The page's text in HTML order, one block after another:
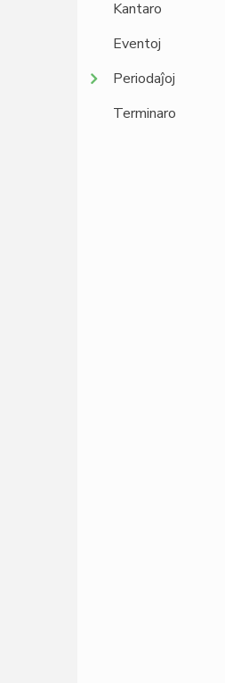
Kantaro
Eventoj
Periodaĵoj
Terminaro